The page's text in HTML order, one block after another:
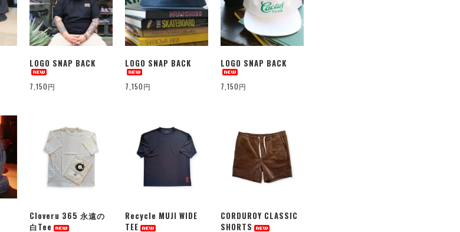
LOGO SNAP BACK
7,150円
LOGO SNAP BACK
7,150円
LOGO SNAP BACK
7,150円
Cloveru 365 永遠の
白Tee
Recycle MUJI WIDE
TEE
CORDUROY CLASSIC
SHORTS